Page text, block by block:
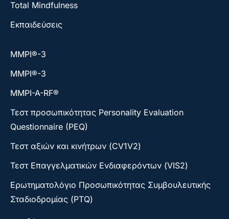
Total Mindfulness
Εκπαιδεύσεις
ΜΜΡΙ®-3
ΜΜΡΙ®-3
MMPI-A-RF®
Τεστ προσωπικότητας Personality Evaluation
Questionnaire (PEQ)
Τεστ αξιών και κινήτρων (CV1V2)
Τεστ Επαγγελματικών Ενδιαφερόντων (VIS2)
Ερωτηματολόγιο Προσωπικότητας Συμβουλευτικής
Σταδιοδρομίας (PTQ)